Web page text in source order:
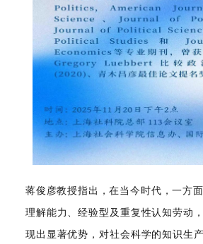
蒋俊彦教授指出，在当今时代，一方
理解能力、经验型及重复性认知劳动
现出显著优势，对社会科学的知识生